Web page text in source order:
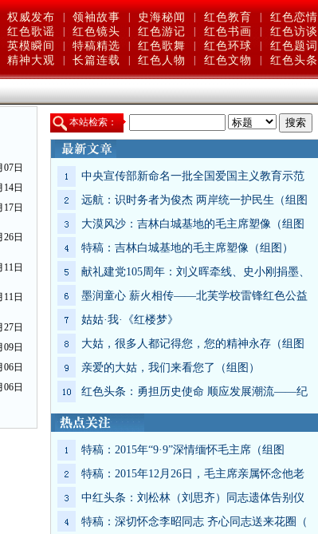
权威发布 领袖故事 史海秘闻 红色教育
红色恋情
红色歌谣 红色镜头 红色游记 红色书画
红色访谈
英模瞬间 特稿精选 红色歌舞 红色环球
红色题词
精神大观 长篇连载 红色人物 红色文物 红色头条
07日
14日
17日
26日
11日
11日
27日
09日
06日
06日
本站检索：
中央宣传部新命名一批全国爱国主义教育示范
远航：识时务者为俊杰 两岸统一护民生（组图
大漠风沙：吉林白城基地的毛主席塑像（组图
特稿：吉林白城基地的毛主席塑像（组图）
献礼建党105周年：刘义晖牵线、史小刚捐墨、
墨润童心 薪火相传——北芙学校雷锋红色公益
姑姑·我·《红楼梦》
大姑，很多人都记得您，您的精神永存（组图
亲爱的大姑，我们来看您了（组图）
红色头条：勇担历史使命 顺应发展潮流——纪
特稿：2015年“9·9”深情缅怀毛主席（组图
特稿：2015年12月26日，毛主席亲属怀念他老
中红头条：刘松林（刘思齐）同志遗体告别仪
特稿：深切怀念李昭同志 齐心同志送来花圈（